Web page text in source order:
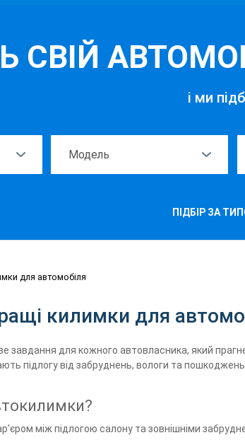
СВІЙ
і ми
ПІДБІР ЗА
для автомобіля
килимки для
завдання для кожного автовласника, який
підлогу від забруднень, вологи та
між підлогою салону та зовнішніми